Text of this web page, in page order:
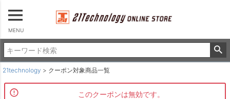
MENU
21technology クーポン対象商品一覧
このクーポンは無効です。